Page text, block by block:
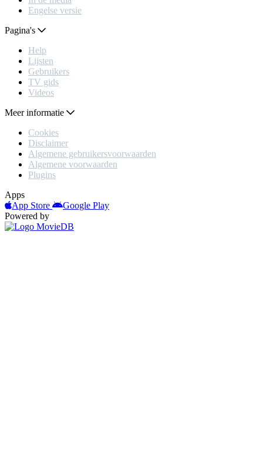
Engelse versie
Pagina's
Help
Lijsten
Gebruikers
TV gids
Videos
Meer informatie
Cookies
Disclaimer
Algemene gebruikersvoorwaarden
Algemene voorwaarden
Plugins
Apps
App Store
Google Play
Powered by